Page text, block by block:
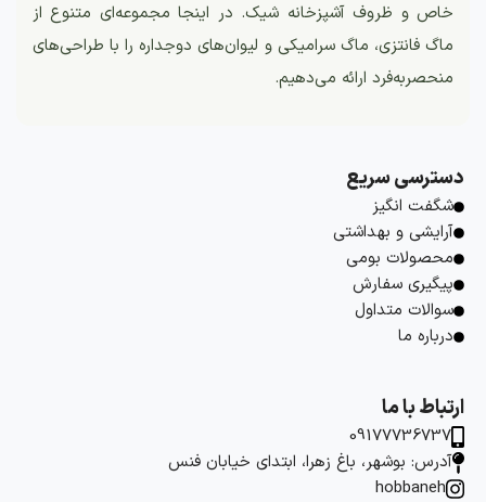
خاص و ظروف آشپزخانه شیک. در اینجا مجموعه‌ای متنوع از
ماگ فانتزی، ماگ سرامیکی و لیوان‌های دوجداره را با طراحی‌های
منحصربه‌فرد ارائه می‌دهیم.
دسترسی سریع
شگفت انگیز
آرایشی و بهداشتی
محصولات بومی
پیگیری سفارش
سوالات متداول
درباره ما
ارتباط با ما
09177736737
آدرس: بوشهر، باغ زهرا، ابتدای خیابان فنس
hobbaneh